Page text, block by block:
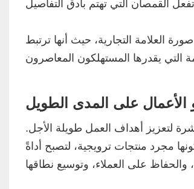
العلامة التجارية، حيث أنها ترتبط
على المدى الطويل
لتعزيز أهداف العمل طويلة الأجل.
مجرد منتجات ترويجية، لتصبح أداةً